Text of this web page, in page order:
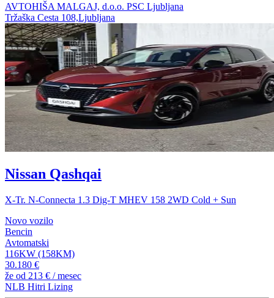
AVTOHIŠA MALGAJ, d.o.o. PSC Ljubljana
Tržaška Cesta 108,Ljubljana
Nissan Qashqai
X-Tr. N-Connecta 1.3 Dig-T MHEV 158 2WD Cold + Sun
Novo vozilo
Bencin
Avtomatski
116KW (158KM)
30.180 €
že od 213 € / mesec
NLB Hitri Lizing